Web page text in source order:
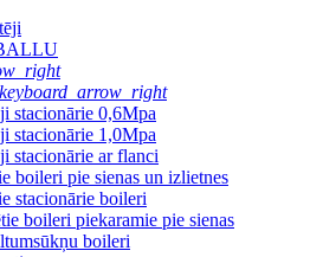
keyboard_arrow_right
stacionārie 0,6Mpa
stacionārie 1,0Mpa
stacionārie ar flanci
boileri pie sienas un izlietnes
stacionārie boileri
boileri piekaramie pie sienas
boileri